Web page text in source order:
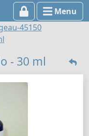
Menu
45150
- 30 ml